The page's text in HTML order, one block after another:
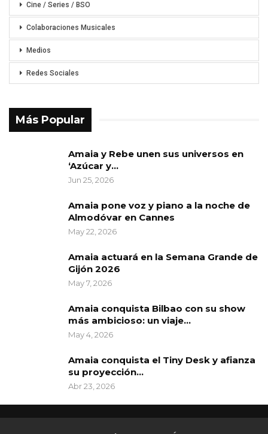
Cine / Series / BSO
Colaboraciones Musicales
Medios
Redes Sociales
Más Popular
Amaia y Rebe unen sus universos en
‘Azúcar y…
Jun 25, 2026
Amaia pone voz y piano a la noche de
Almodóvar en Cannes
May 22, 2026
Amaia actuará en la Semana Grande de
Gijón 2026
May 7, 2026
Amaia conquista Bilbao con su show
más ambicioso: un viaje…
May 4, 2026
Amaia conquista el Tiny Desk y afianza
su proyección…
Abr 23, 2026